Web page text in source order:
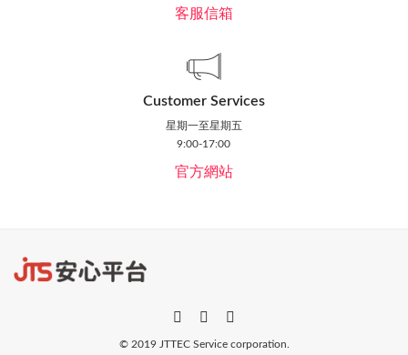
客服信箱
Customer Services
星期一至星期五
9:00-17:00
官方網站
© 2019 JTTEC Service corporation.